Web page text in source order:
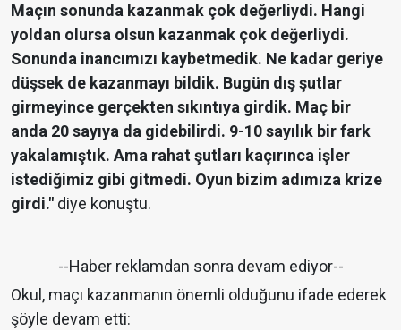
Maçın sonunda kazanmak çok değerliydi. Hangi
yoldan olursa olsun kazanmak çok değerliydi.
Sonunda inancımızı kaybetmedik. Ne kadar geriye
düşsek de kazanmayı bildik. Bugün dış şutlar
girmeyince gerçekten sıkıntıya girdik. Maç bir
anda 20 sayıya da gidebilirdi. 9-10 sayılık bir fark
yakalamıştık. Ama rahat şutları kaçırınca işler
istediğimiz gibi gitmedi. Oyun bizim adımıza krize
girdi." diye konuştu.
--Haber reklamdan sonra devam ediyor--
Okul, maçı kazanmanın önemli olduğunu ifade ederek
şöyle devam etti: